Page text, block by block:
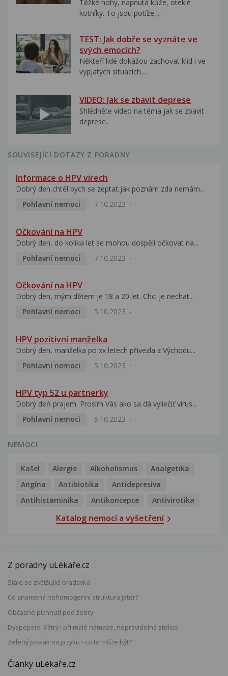
Těžké nohy, napnutá kůže, oteklé
kotníky. To jsou potíže,...
TEST: Jak dobře se vyznáte ve
svých emocích?
Někteří lidé dokážou zachovat klid i ve
vypjatých situacích....
VIDEO: Jak se zbavit deprese
Shlédněte video na téma jak se zbavit
deprese..
SOUVISEJÍCÍ DOTAZY Z PORADNY
Informace o HPV virech
Dobrý den,chtěl bych se zeptat,jak poznám zda nemám...
Pohlavní nemoci
7.10.2023
Očkování na HPV
Dobrý den, do kolika let se mohou dospělí očkovat na...
Pohlavní nemoci
7.10.2023
Očkování na HPV
Dobrý den, mým dětem je 18 a 20 let. Chci je nechat...
Pohlavní nemoci
5.10.2023
HPV pozitivní manželka
Dobrý den, manželka po xx letech přivezla z Východu...
Pohlavní nemoci
5.10.2023
HPV typ 52 u partnerky
Dobrý deň prajem. Prosím Vás ako sa dá vyliečiť vírus...
Pohlavní nemoci
5.10.2023
NEMOCI
Kašel Alergie Alkoholismus
Analgetika
Angína
Antibiotika
Antidepresiva
Antihistaminika
Antikoncepce Antivirotika
Katalog nemocí a vyšetření
Z poradny uLékaře.cz
Stále se zvětšující bradavka
Co znamená nehomogenní struktura jater?
Občasné píchnutí pod žebry
Dyspepsie: Větry i při malé námaze, nepravidelná stolice
Zelený povlak na jazyku - co to může být?
Články uLékaře.cz